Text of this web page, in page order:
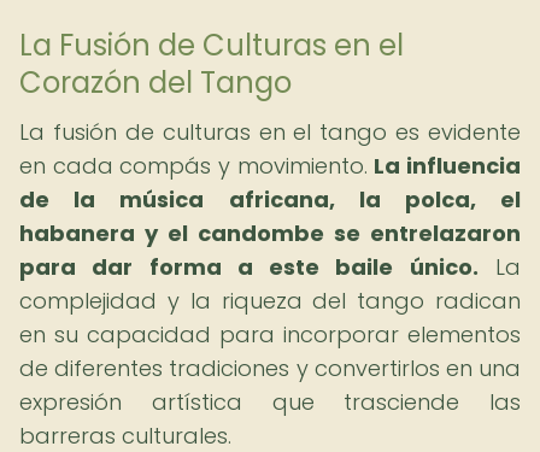
La Fusión de Culturas en el
Corazón del Tango
La fusión de culturas en el tango es evidente
en cada compás y movimiento. La influencia
de la música africana, la polca, el
habanera y el candombe se entrelazaron
para dar forma a este baile único. La
complejidad y la riqueza del tango radican
en su capacidad para incorporar elementos
de diferentes tradiciones y convertirlos en una
expresión artística que trasciende las
barreras culturales.